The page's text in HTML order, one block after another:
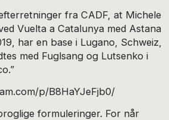
fra CADF, at Michele
Vuelta a Catalunya med Astana
har en base i Lugano, Schweiz,
med Fuglsang og Lutsenko i
p/B8HaYJeFjb0/
formuleringer. For når